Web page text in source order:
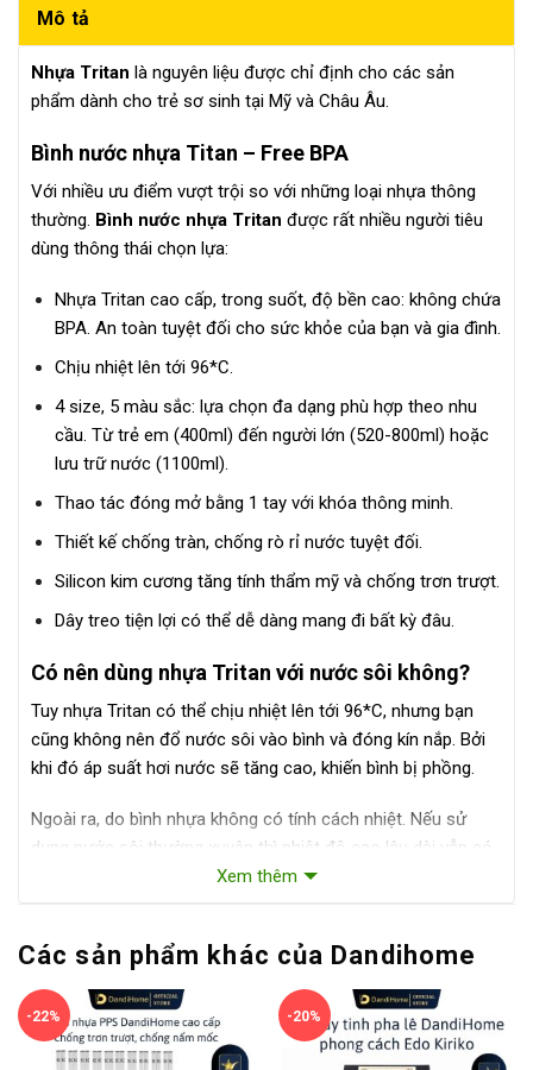
Mô tả
Nhựa Tritan là nguyên liệu được chỉ định cho các sản
phẩm dành cho trẻ sơ sinh tại Mỹ và Châu Âu.
Bình nước nhựa Titan – Free BPA
Với nhiều ưu điểm vượt trội so với những loại nhựa thông
thường. Bình nước nhựa Tritan được rất nhiều người tiêu
dùng thông thái chọn lựa:
Nhựa Tritan cao cấp, trong suốt, độ bền cao: không chứa
BPA. An toàn tuyệt đối cho sức khỏe của bạn và gia đình.
Chịu nhiệt lên tới 96*C.
4 size, 5 màu sắc: lựa chọn đa dạng phù hợp theo nhu
cầu. Từ trẻ em (400ml) đến người lớn (520-800ml) hoặc
lưu trữ nước (1100ml).
Thao tác đóng mở bằng 1 tay với khóa thông minh.
Thiết kế chống tràn, chống rò rỉ nước tuyệt đối.
Silicon kim cương tăng tính thẩm mỹ và chống trơn trượt.
Dây treo tiện lợi có thể dễ dàng mang đi bất kỳ đâu.
Có nên dùng nhựa Tritan với nước sôi không?
Tuy nhựa Tritan có thể chịu nhiệt lên tới 96*C, nhưng bạn
cũng không nên đổ nước sôi vào bình và đóng kín nắp. Bởi
khi đó áp suất hơi nước sẽ tăng cao, khiến bình bị phồng.
Ngoài ra, do bình nhựa không có tính cách nhiệt. Nếu sử
dụng nước sôi thường xuyên thì nhiệt độ cao lâu dài vẫn có
thể ảnh hưởng tới kết cấu nhựa Tritan.
không nên đóng nắp kín ngay.
Tuyệt đối không dùng trong lò vi sóng hoặc dùng để đun
nước.
Xem thêm
Các sản phẩm khác của Dandihome
-22% -20%